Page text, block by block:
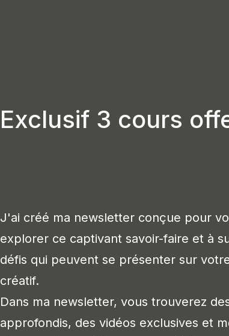
Exclusif 3 cours
J'ai créé ma newsletter conçue pour
explorer ce captivant savoir-faire et à
défis qui peuvent se présenter sur
créatif.
Dans ma newsletter, vous trouverez
approfondis, des vidéos exclusives et